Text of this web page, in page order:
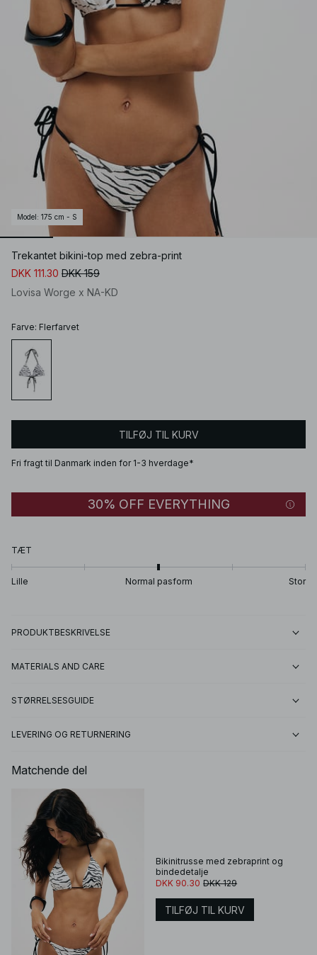
Model : 175 cm - S
Trekantet bikini-top med zebra-print
DKK 111.30 DKK 159
Lovisa Worge x NA-KD
Farve: Flerfarvet
TILFØJ TIL KURV
Fri fragt til Danmark inden for 1-3 hverdage*
30% OFF EVERYTHING
TÆT
Lille Normal pasform Stor
PRODUKTBESKRIVELSE
MATERIALS AND CARE
STØRRELSESGUIDE
LEVERING OG RETURNERING
Matchende del
Bikinitrusse med zebraprint og
bindedetalje
DKK 90.30 DKK 129
TILFØJ TIL KURV